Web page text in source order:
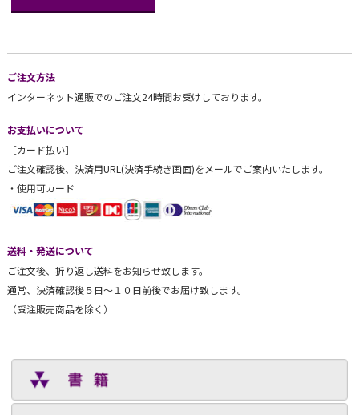
ご注文方法
インターネット通販でのご注文24時間お受けしております。
お支払いについて
［カード払い］
ご注文確認後、決済用URL(決済手続き画面)をメールでご案内いたします。
・使用可カード
送料・発送について
ご注文後、折り返し送料をお知らせ致します。
通常、決済確認後５日～１０日前後でお届け致します。
（受注販売商品を除く）